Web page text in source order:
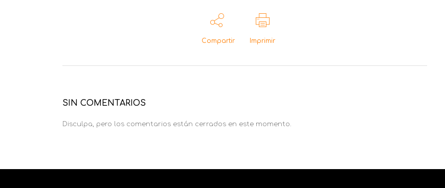
Compartir Imprimir
SIN COMENTARIOS
Disculpa, pero los comentarios están cerrados en este momento.